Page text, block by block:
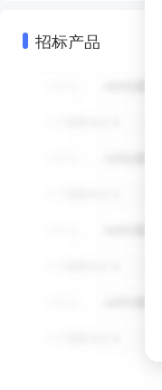
招标产品